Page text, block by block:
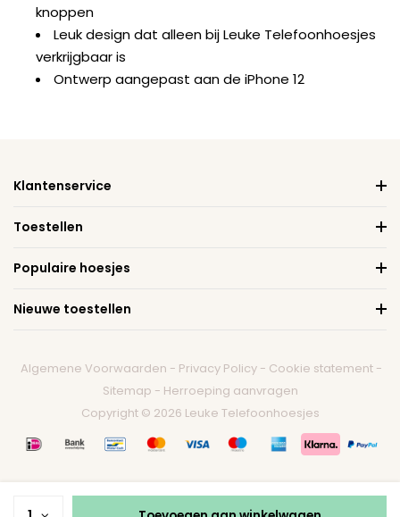
knoppen
Leuk design dat alleen bij Leuke Telefoonhoesjes
verkrijgbaar is
Ontwerp aangepast aan de iPhone 12
Klantenservice
Toestellen
Populaire hoesjes
Nieuwe toestellen
Algemene Voorwaarden - Privacy Policy - Cookie statement -
Sitemap - Herroeping aanvragen
Copyright © 2026 Leuke Telefoonhoesjes